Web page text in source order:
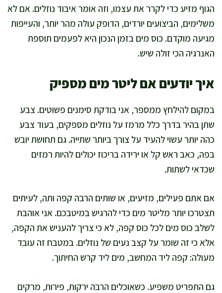
הגוף מזיע כדי לקרר את עצמו, וזה אומר איבוד נוזלים. אם לא
משלימים, הביצועים יורדים, הדופק עולה מהר יותר, והעייפות
מגיעה מוקדם. כוס מים בזמן הנכון היא לפעמים תוספת
האנרגיה הכי זולה שיש.
איך יודעים אם ליטר מים מספיק
במקום להילחץ ממספר, אני בודקת סימנים פשוטים. צבע
שתן בהיר בדרך כלל מרמז על נוזלים מספקים, בעוד צבע
כהה יותר עשוי להעיד על צורך ביותר שתייה. גם תחושת יובש
בפה, כאב ראש קל או ירידה בריכוז יכולים להיות רמזים
שכדאי לשתות.
אם אתם פעילים, מזיעים, או שותים הרבה קפה ותה, לעיתים
תצטרכו יותר מליטר מים כדי להרגיש במיטבכם. אני אוהבת
לשלב כוס מים לכל כוס קפה, לא כי צריך להעניש את הקפה,
אלא כי זה שומר על קצב נעים של נוזלים. במטבח זה עובד
מעולה: קפה ליד המחשב, מים ליד קרש החיתוך.
גם התפריט משפיע. כשאוכלים הרבה ירקות, פירות, מרקים